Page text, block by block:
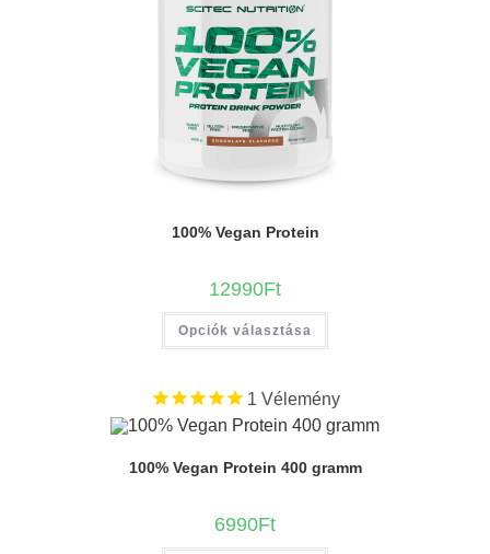
100% Vegan Protein
12990Ft
Opciók választása
1 Vélemény
100% Vegan Protein 400 gramm
6990Ft